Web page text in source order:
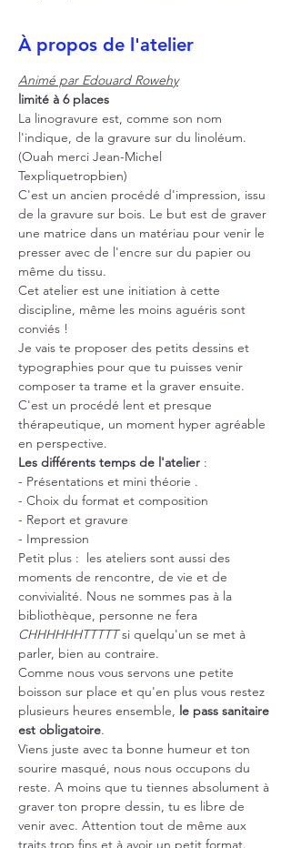
À propos de l'atelier
Animé par Edouard Rowehy
limité à 6 places
La linogravure est, comme son nom
l'indique, de la gravure sur du linoléum.
(Ouah merci Jean-Michel
Texpliquetropbien)
C'est un ancien procédé d'impression, issu
de la gravure sur bois. Le but est de graver
une matrice dans un matériau pour venir le
presser avec de l'encre sur du papier ou
même du tissu.
Cet atelier est une initiation à cette
discipline, même les moins aguéris sont
conviés !
Je vais te proposer des petits dessins et
typographies pour que tu puisses venir
composer ta trame et la graver ensuite.
C'est un procédé lent et presque
thérapeutique, un moment hyper agréable
en perspective.
Les différents temps de l'atelier :
- Présentations et mini théorie .
- Choix du format et composition
- Report et gravure
- Impression
Petit plus :  les ateliers sont aussi des
moments de rencontre, de vie et de
convivialité. Nous ne sommes pas à la
bibliothèque, personne ne fera
CHHHHHHTTTTT si quelqu'un se met à
parler, bien au contraire.
Comme nous vous servons une petite
boisson sur place et qu'en plus vous restez
plusieurs heures ensemble, le pass sanitaire
est obligatoire.
Viens juste avec ta bonne humeur et ton
sourire masqué, nous nous occupons du
reste. A moins que tu tiennes absolument à
graver ton propre dessin, tu es libre de
venir avec. Attention tout de même aux
traits trop fins et à avoir un petit format.